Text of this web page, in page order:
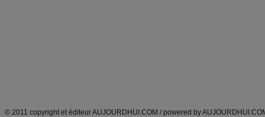
© 2011 copyright et éditeur AUJOURDHUI.COM / powered by